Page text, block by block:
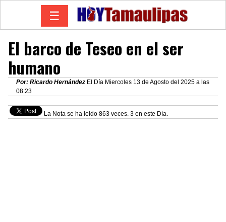
☰
El barco de Teseo en el ser
humano
Por: Ricardo Hernández El Día Miercoles 13 de Agosto del 2025 a las
08:23
La Nota se ha leido 863 veces. 3 en este Día.